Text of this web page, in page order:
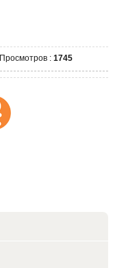
Просмотров : 1745